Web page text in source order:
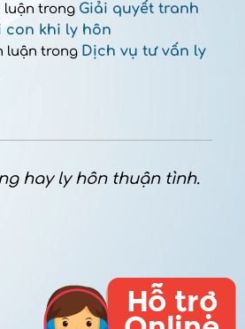
luận trong Giải quyết tranh
con khi ly hôn
luận trong Dịch vụ tư vấn ly
hay ly hôn thuận tình.